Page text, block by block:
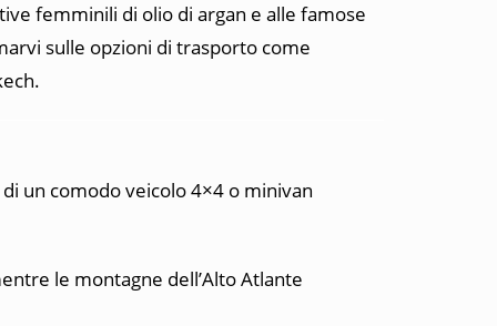
femminili di olio di argan e alle famose
sulle opzioni di trasporto come
un comodo veicolo 4×4 o minivan
le montagne dell’Alto Atlante